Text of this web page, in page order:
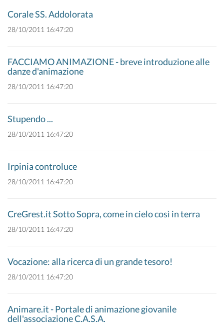
Corale SS. Addolorata
28/10/2011 16:47:20
FACCIAMO ANIMAZIONE - breve introduzione alle
danze d'animazione
28/10/2011 16:47:20
Stupendo ...
28/10/2011 16:47:20
Irpinia controluce
28/10/2011 16:47:20
CreGrest.it Sotto Sopra, come in cielo così in terra
28/10/2011 16:47:20
Vocazione: alla ricerca di un grande tesoro!
28/10/2011 16:47:20
Animare.it - Portale di animazione giovanile
dell'associazione C.A.S.A.